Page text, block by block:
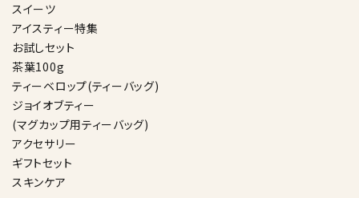
スイーツ
アイスティー特集
お試しセット
茶葉100g
ティーベロップ(ティーバッグ)
ジョイオブティー
(マグカップ用ティーバッグ)
アクセサリー
ギフトセット
スキンケア